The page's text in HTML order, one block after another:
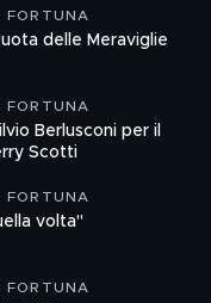
FORTUNA
delle Meraviglie
FORTUNA
Berlusconi per il
Scotti
FORTUNA
volta"
FORTUNA